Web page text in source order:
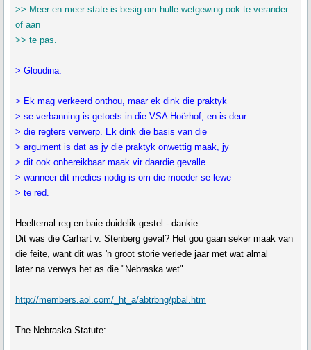
>> Meer en meer state is besig om hulle wetgewing ook te verander
of aan
>> te pas.
> Gloudina:
> Ek mag verkeerd onthou, maar ek dink die praktyk
> se verbanning is getoets in die VSA Hoërhof, en is deur
> die regters verwerp. Ek dink die basis van die
> argument is dat as jy die praktyk onwettig maak, jy
> dit ook onbereikbaar maak vir daardie gevalle
> wanneer dit medies nodig is om die moeder se lewe
> te red.
Heeltemal reg en baie duidelik gestel - dankie.
Dit was die Carhart v. Stenberg geval? Het gou gaan seker maak van
die feite, want dit was 'n groot storie verlede jaar met wat almal
later na verwys het as die "Nebraska wet".
http://members.aol.com/_ht_a/abtrbng/pbal.htm
The Nebraska Statute: